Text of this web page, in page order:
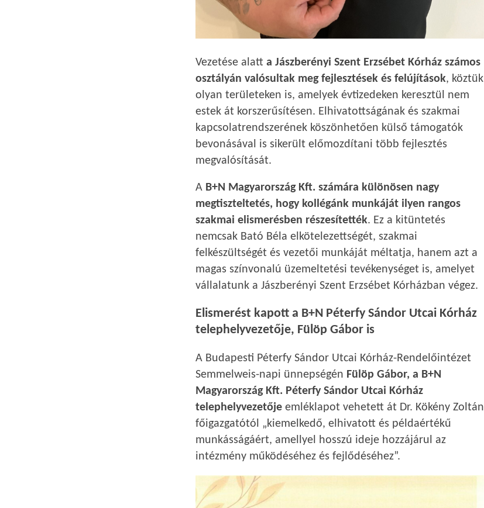
Vezetése alatt a Jászberényi Szent Erzsébet Kórház számos
osztályán valósultak meg fejlesztések és felújítások, köztük
olyan területeken is, amelyek évtizedeken keresztül nem
estek át korszerűsítésen. Elhivatottságának és szakmai
kapcsolatrendszerének köszönhetően külső támogatók
bevonásával is sikerült előmozdítani több fejlesztés
megvalósítását.
A B+N Magyarország Kft. számára különösen nagy
megtiszteltetés, hogy kollégánk munkáját ilyen rangos
szakmai elismerésben részesítették. Ez a kitüntetés
nemcsak Bató Béla elkötelezettségét, szakmai
felkészültségét és vezetői munkáját méltatja, hanem azt a
magas színvonalú üzemeltetési tevékenységet is, amelyet
vállalatunk a Jászberényi Szent Erzsébet Kórházban végez.
Elismerést kapott a B+N Péterfy Sándor Utcai Kórház
telephelyvezetője, Fülöp Gábor is
A Budapesti Péterfy Sándor Utcai Kórház-Rendelőintézet
Semmelweis-napi ünnepségén Fülöp Gábor, a B+N
Magyarország Kft. Péterfy Sándor Utcai Kórház
telephelyvezetőjeemléklapot vehetett át Dr. Kökény Zoltán
főigazgatótól „kiemelkedő, elhivatott és példaértékű
munkásságáért, amellyel hosszú ideje hozzájárul az
intézmény működéséhez és fejlődéséhez”.